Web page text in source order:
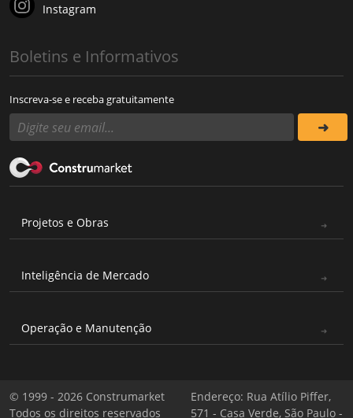
Instagram
Boletins e Informativos
Inscreva-se e receba gratuitamente
Projetos e Obras
Inteligência de Mercado
Operação e Manutenção
© 1999 - 2026 Construmarket
Todos os direitos reservados
Endereço: Rua Atílio Piffer,
571 - Casa Verde, São Paulo -